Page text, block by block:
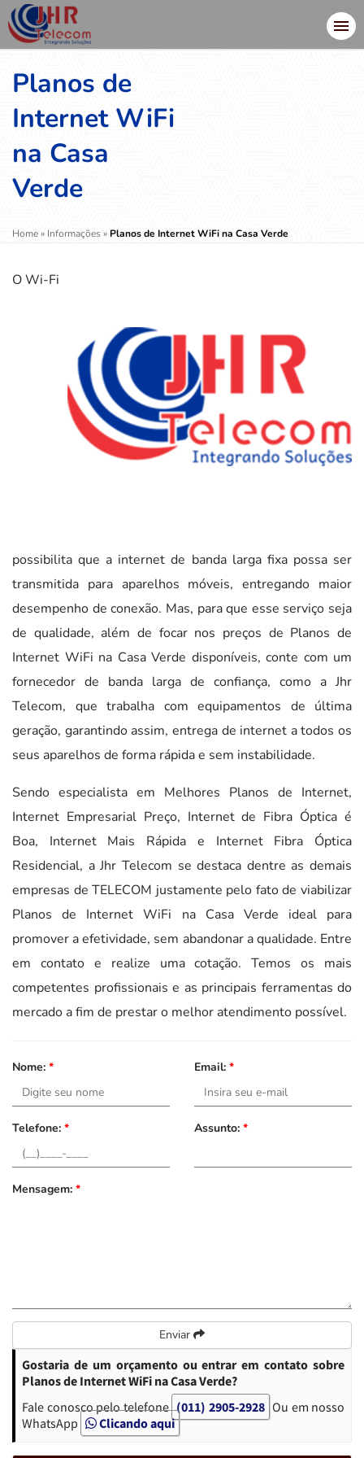
Planos de
Internet WiFi
na Casa
Verde
Home» Informações» Planos de Internet WiFi na Casa Verde
O Wi-Fi
possibilita que a internet de banda larga fixa possa ser
transmitida para aparelhos móveis, entregando maior
desempenho de conexão. Mas, para que esse serviço seja
de qualidade, além de focar nos preços de Planos de
Internet WiFi na Casa Verde disponíveis, conte com um
fornecedor de banda larga de confiança, como a Jhr
Telecom, que trabalha com equipamentos de última
geração, garantindo assim, entrega de internet a todos os
seus aparelhos de forma rápida e sem instabilidade.
Sendo especialista em Melhores Planos de Internet,
Internet Empresarial Preço, Internet de Fibra Óptica é
Boa, Internet Mais Rápida e Internet Fibra Óptica
Residencial, a Jhr Telecom se destaca dentre as demais
empresas de TELECOM justamente pelo fato de viabilizar
Planos de Internet WiFi na Casa Verde ideal para
promover a efetividade, sem abandonar a qualidade. Entre
em contato e realize uma cotação. Temos os mais
competentes profissionais e as principais ferramentas do
mercado a fim de prestar o melhor atendimento possível.
Nome: * Email: *
Telefone: * Assunto: *
Mensagem: *
Enviar
Gostaria de um orçamento ou entrar em contato sobre
Planos de Internet WiFi na Casa Verde?
Fale conosco pelo telefone (011) 2905-2928 Ou em nosso
WhatsApp
Clicando aqui